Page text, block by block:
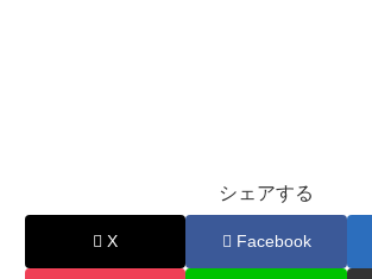
シェアする
X Facebook